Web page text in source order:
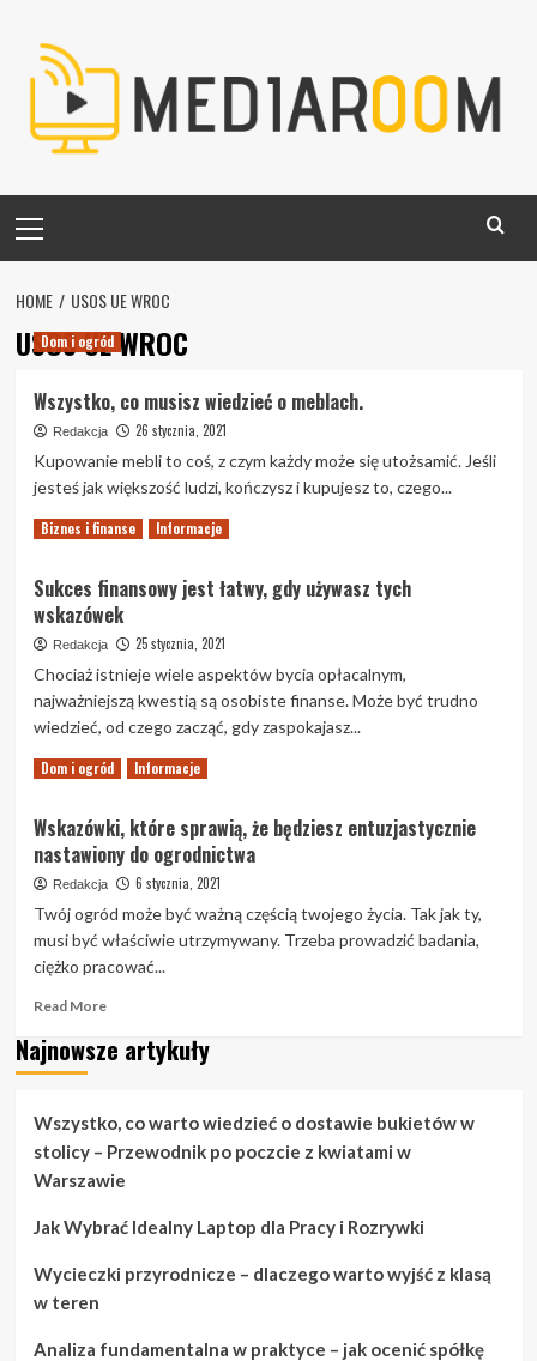
content
Menu
HOME USOS UE WROC
USOS UE WROC
Dom i ogród
Wszystko, co musisz wiedzieć o meblach.
Redakcja 26 stycznia, 2021
Kupowanie mebli to coś, z czym każdy może się utożsamić. Jeśli
jesteś jak większość ludzi, kończysz i kupujesz to, czego...
Read MoreRead
more
Wszystko,
co
musisz
o
meblach.
Biznes i finanse Informacje
Sukces finansowy jest łatwy, gdy używasz tych
wskazówek
Redakcja 25 stycznia, 2021
Chociaż istnieje wiele aspektów bycia opłacalnym,
najważniejszą kwestią są osobiste finanse. Może być trudno
wiedzieć, od czego zacząć, gdy zaspokajasz...
Read MoreRead
more
Sukces
finansowy
jest
gdy
używasz
tych
Dom i ogród Informacje
Wskazówki, które sprawią, że będziesz entuzjastycznie
nastawiony do ogrodnictwa
Redakcja 6 stycznia, 2021
Twój ogród może być ważną częścią twojego życia. Tak jak ty,
musi być właściwie utrzymywany. Trzeba prowadzić badania,
ciężko pracować...
Read MoreRead
about
Wskazówki,
że
będziesz
entuzjastycznie
do
Najnowsze artykuły
Wszystko, co warto wiedzieć o dostawie bukietów w
stolicy – Przewodnik po poczcie z kwiatami w
Warszawie
Jak Wybrać Idealny Laptop dla Pracy i Rozrywki
Wycieczki przyrodnicze – dlaczego warto wyjść z klasą
w teren
Analiza fundamentalna w praktyce – jak ocenić spółkę